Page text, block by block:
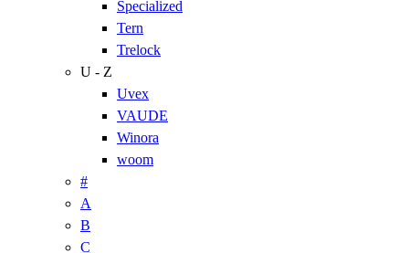
Specialized
Tern
Trelock
U - Z
Uvex
VAUDE
Winora
woom
#
A
B
C